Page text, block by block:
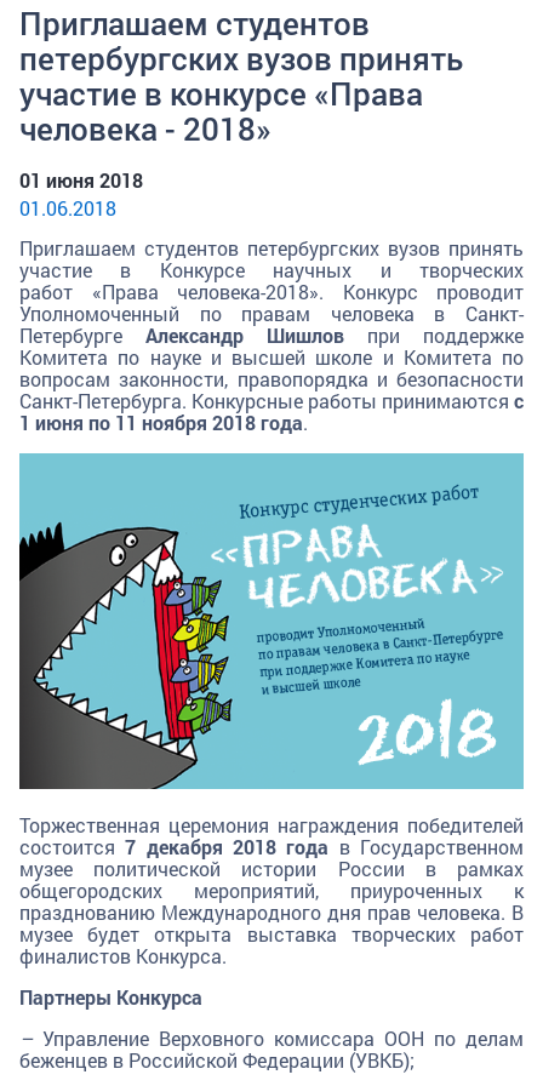
Приглашаем студентов
петербургских вузов принять
участие в конкурсе «Права
человека - 2018»
01 июня 2018
01.06.2018
Приглашаем студентов петербургских вузов принять
участие в Конкурсе научных и творческих
работ «Права человека-2018». Конкурс проводит
Уполномоченный по правам человека в Санкт-
Петербурге Александр Шишлов при поддержке
Комитета по науке и высшей школе и Комитета по
вопросам законности, правопорядка и безопасности
Санкт-Петербурга. Конкурсные работы принимаются с
1 июня по 11 ноября 2018 года.
Торжественная церемония награждения победителей
состоится7 декабря 2018 года в Государственном
музее политической истории России в рамках
общегородских мероприятий, приуроченных к
празднованию Международного дня прав человека. В
музее будет открыта выставка творческих работ
финалистов Конкурса.
Партнеры Конкурса
– Управление Верховного комиссара ООН по делам
беженцев в Российской Федерации (УВКБ);